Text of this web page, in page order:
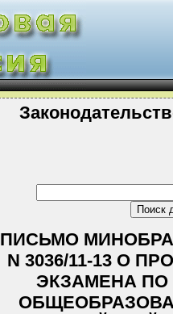
ПИСЬМО
N 3036/11-13 О
ЭКЗАМЕНА ПО